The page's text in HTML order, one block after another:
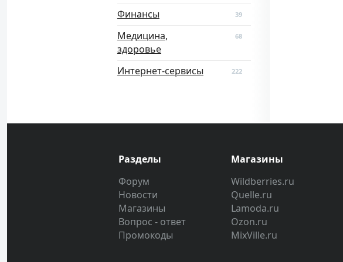
Финансы 39
Медицина,
здоровье
68
Интернет-сервисы 222
Разделы
Форум
Новости
Магазины
Вопрос - ответ
Промокоды
Магазины
Wildberries.ru
Quelle.ru
Lamoda.ru
Ozon.ru
MixVille.ru